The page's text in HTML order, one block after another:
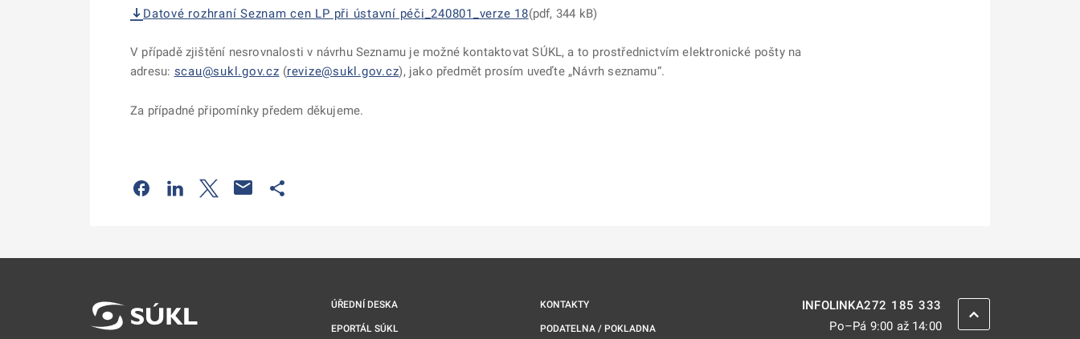
Datové rozhraní Seznam cen LP při ústavní péči_240801_verze 18(pdf, 344 kB)
V případě zjištění nesrovnalosti v návrhu Seznamu je možné kontaktovat SÚKL, a to prostřednictvím elektronické pošty na
adresu: scau@sukl.gov.cz (revize@sukl.gov.cz), jako předmět prosím uveďte „Návrh seznamu“.
Za případné připomínky předem děkujeme.
Odkaz se otevře na nové kartě
Odkaz se otevře na nové kartě
Odkaz se otevře na nové kartě
ÚŘEDNÍ DESKA
EPORTÁL SÚKL
KONTAKTY
PODATELNA / POKLADNA
INFOLINKA272 185 333
Po–Pá 9:00 až 14:00
ZPĚT NAHORU